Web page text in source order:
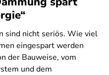
sind nicht seriös. Wie viel
eingespart werden
der Bauweise, vom
und dem